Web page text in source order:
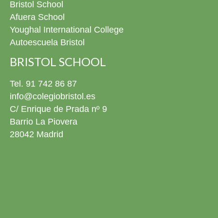
recuerdo y, cómo no, las canciones que prepararon con
tanta ilusión para este día. ¡Muchísimas felicidades a
todos nuestros graduados! Ya tenéis todas las fotos de
este día disponibles en la fototeca para revivirlo siempre
que queráis. 4º ESO El pasado viernes 22 de mayo nos
pusimos de gala para celebrar la graduación de nuestros
alumnos de 4º ESO. Estuvimos rodeados de familias,
amigos y profesores en un evento conmovedor donde no
montón cantando una canción juntos y disfrutamos
mucho viendo una presentación con sus mejores fotos y
recuerdos en el cole. Con este gran día, nuestros chicos
cierran una etapa increíble y se preparan para empezar
Bristol School
Afuera School
Youghal International College
Autoescuela Bristol
BRISTOL SCHOOL
Tel. 91 742 86 87
info@colegiobristol.es
C/ Enrique de Prada nº 9
Barrio La Piovera
28042 Madrid